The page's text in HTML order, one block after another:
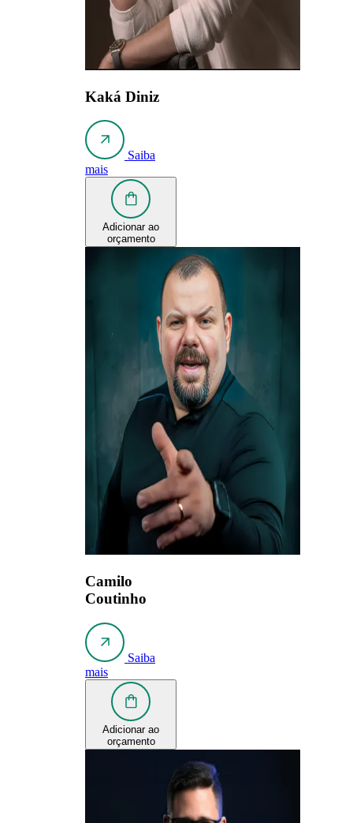
Kaká Diniz
Saiba
mais
Adicionar ao
orçamento
Camilo
Coutinho
Saiba
mais
Adicionar ao
orçamento